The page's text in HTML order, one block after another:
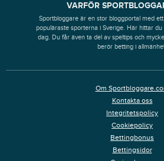
VARFÖR
Sportbloggare är en stor bloggportal med
populäraste sporterna i Sverige. Här hittar
dag. Du får även ta del av speltips och
berör betting i
Om
Kontakta oss
Integritetspolicy
Cookiepolicy
Bettingbonus
Bettingsidor